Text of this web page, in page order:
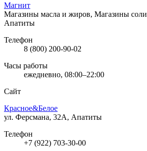
Магнит
Магазины масла и жиров, Магазины соли
Апатиты
Телефон
8 (800) 200-90-02
Часы работы
ежедневно, 08:00–22:00
Сайт
Красное&Белое
ул. Ферсмана, 32А, Апатиты
Телефон
+7 (922) 703-30-00